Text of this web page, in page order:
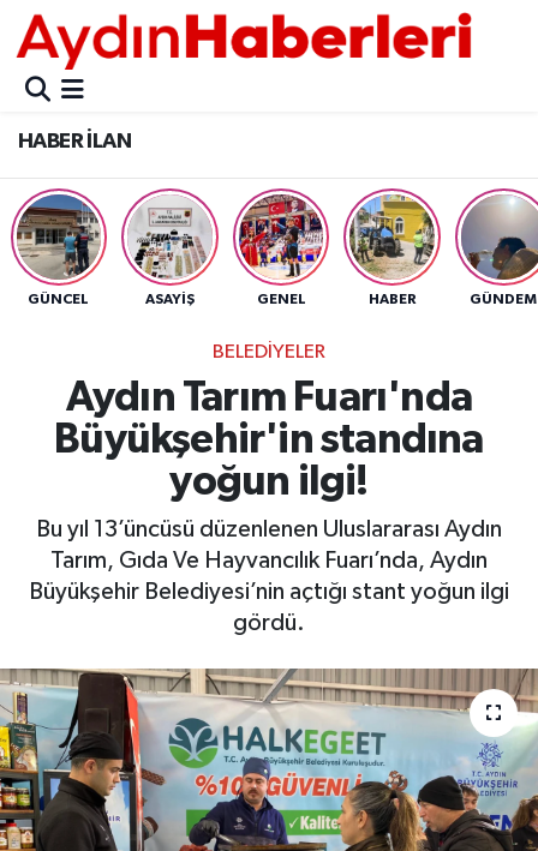
HABER İLAN
GÜNCEL ASAYİŞ GENEL HABER GÜNDEM
BELEDİYELER
Aydın Tarım Fuarı'nda
Büyükşehir'in standına
yoğun ilgi!
Bu yıl 13’üncüsü düzenlenen Uluslararası Aydın
Tarım, Gıda Ve Hayvancılık Fuarı’nda, Aydın
Büyükşehir Belediyesi’nin açtığı stant yoğun ilgi
gördü.
GÜNCEL
POLİTİKA
BELEDİYELER
ASAYİŞ
BÜLTEN
ÇEVRE
DIŞ
DÜNYA
EĞİTİM
EKOLOJİ VE ÇEVRE
BİLİM VE TEKNOLOJİ
Aydın Nöbetçi Eczaneler
Aydın Hava Durumu
Aydin Namaz Vakitleri
Aydın Trafik Yoğunluk Haritası
Tüm Manşetler
Son Dakika Haberleri
Haber Arşivi